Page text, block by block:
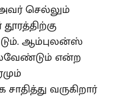
செல்லும்
ஆம்புலன்ஸ்
என்ற
வருகிறார்